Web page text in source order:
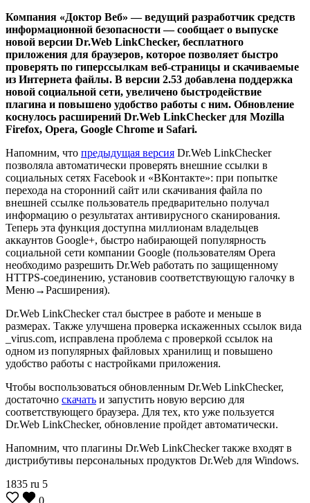
Компания «Доктор Веб» — ведущий разработчик средств
информационной безопасности — сообщает о выпуске
новой версии Dr.Web LinkChecker, бесплатного
приложения для браузеров, которое позволяет быстро
проверять по гиперссылкам веб-страницы и скачиваемые
из Интернета файлы. В версии 2.53 добавлена поддержка
новой социальной сети, увеличено быстродействие
плагина и повышено удобство работы с ним. Обновление
коснулось расширений Dr.Web LinkChecker для Mozilla
Firefox, Opera, Google Chrome и Safari.
Напомним, что предыдущая версия Dr.Web LinkChecker
позволяла автоматически проверять внешние ссылки в
социальных сетях Facebook и «ВКонтакте»: при попытке
перехода на сторонний сайт или скачивания файла по
внешней ссылке пользователь предварительно получал
информацию о результатах антивирусного сканирования.
Теперь эта функция доступна миллионам владельцев
аккаунтов Google+, быстро набирающей популярность
социальной сети компании Google (пользователям Opera
необходимо разрешить Dr.Web работать по защищенному
HTTPS-соединению, установив соответствующую галочку в
Меню→Расширения).
Dr.Web LinkChecker стал быстрее в работе и меньше в
размерах. Также улучшена проверка искаженных ссылок вида
_virus.com, исправлена проблема с проверкой ссылок на
одном из популярных файловых хранилищ и повышено
удобство работы с настройками приложения.
Чтобы воспользоваться обновленным Dr.Web LinkChecker,
достаточно скачать и запустить новую версию для
соответствующего браузера. Для тех, кто уже пользуется
Dr.Web LinkChecker, обновление пройдет автоматически.
Напомним, что плагины Dr.Web LinkChecker также входят в
дистрибутивы персональных продуктов Dr.Web для Windows.
1835 ru 5
0